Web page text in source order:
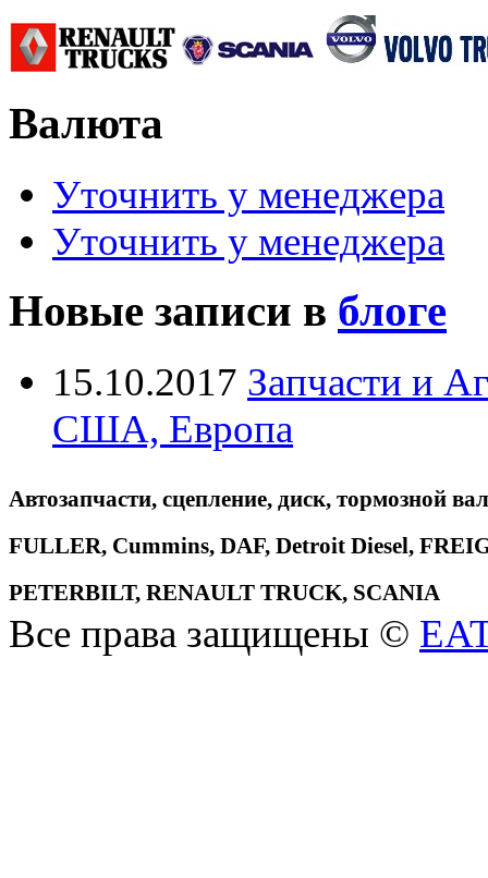
Валюта
Уточнить у менеджера
Уточнить у менеджера
Новые записи в блоге
15.10.2017 Запчасти и
США, Европа
Автозапчасти, сцепление, диск, тормозной
FULLER, Cummins, DAF, Detroit Diesel,
PETERBILT, RENAULT TRUCK, SCANIA
Все права защищены ©